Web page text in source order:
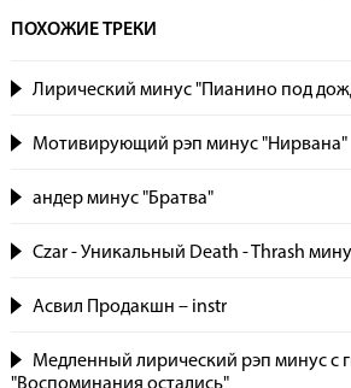
ПОХОЖИЕ ТРЕКИ
Лирический минус "Пианино под
Мотивирующий рэп минус "Нирвана"
андер минус "Братва"
Czar - Уникальный Death - Thrash
Асвил Продакшн – instr
Медленный лирический рэп минус с